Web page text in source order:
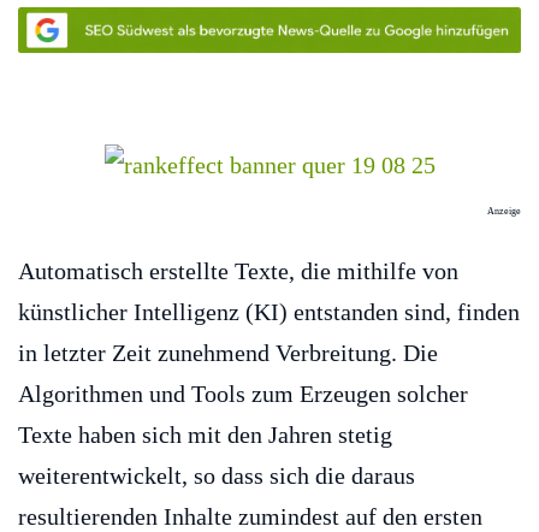
Anzeige
Automatisch erstellte Texte, die mithilfe von
künstlicher Intelligenz (KI) entstanden sind, finden
in letzter Zeit zunehmend Verbreitung. Die
Algorithmen und Tools zum Erzeugen solcher
Texte haben sich mit den Jahren stetig
weiterentwickelt, so dass sich die daraus
resultierenden Inhalte zumindest auf den ersten